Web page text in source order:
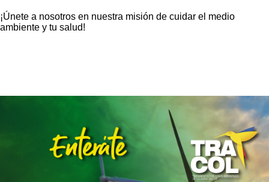
¡Únete a nosotros en nuestra misión de cuidar el medio
ambiente y tu salud!